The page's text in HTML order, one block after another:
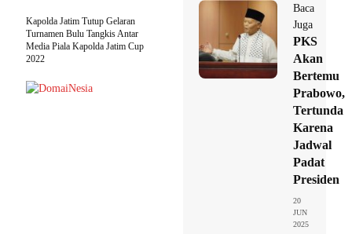
Baca
Juga
PKS
Akan
Bertemu
Prabowo,
Tertunda
Karena
Jadwal
Padat
Presiden
20
JUN
2025
Kapolda Jatim Tutup Gelaran
Turnamen Bulu Tangkis Antar
Media Piala Kapolda Jatim Cup
2022